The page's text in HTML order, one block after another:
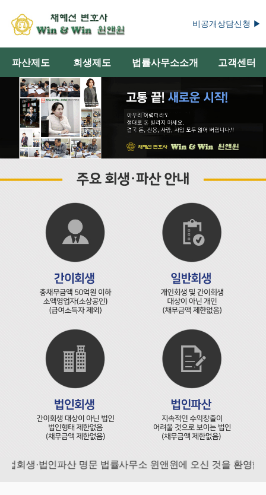
비공개상담신청 ▶
파산제도 회생제도 법률사무소소개 고객센터
회생·법인파산 명문 법률사무소 윈앤윈에 오신 것을 환영합니